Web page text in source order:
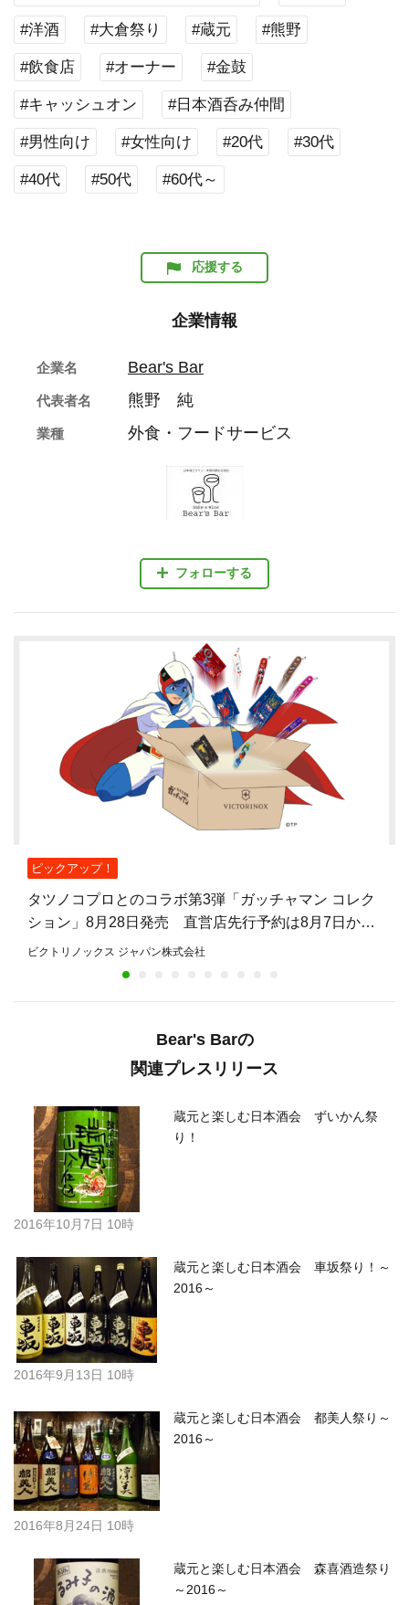
#洋酒 #大倉祭り #蔵元 #熊野
#飲食店 #オーナー #金鼓
#キャッシュオン #日本酒呑み仲間
#男性向け #女性向け #20代 #30代
#40代 #50代 #60代～
応援する
企業情報
フォローする
企業名 Bear's Bar
代表者名 熊野 純
業種 外食・フードサービス
ピックアップ！
タツノコプロとのコラボ第3弾「ガッチャマン コレク
ション」8月28日発売 直営店先行予約は8月7日から
8月27日まで
ビクトリノックス ジャパン株式会社
Bear's Barの
関連プレスリリース
蔵元と楽しむ日本酒会 ずいかん祭
り！
2016年10月7日 10時
蔵元と楽しむ日本酒会 車坂祭り！～
2016～
2016年9月13日 10時
蔵元と楽しむ日本酒会 都美人祭り～
2016～
2016年8月24日 10時
蔵元と楽しむ日本酒会 森喜酒造祭り
～2016～